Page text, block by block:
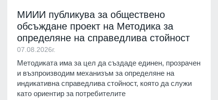
МИИИ публикува за обществено
обсъждане проект на Методика за
определяне на справедлива стойност
07.08.2026г.
Методиката има за цел да създаде единен, прозрачен
и възпроизводим механизъм за определяне на
индикативна справедлива стойност, която да служи
като ориентир за потребителите